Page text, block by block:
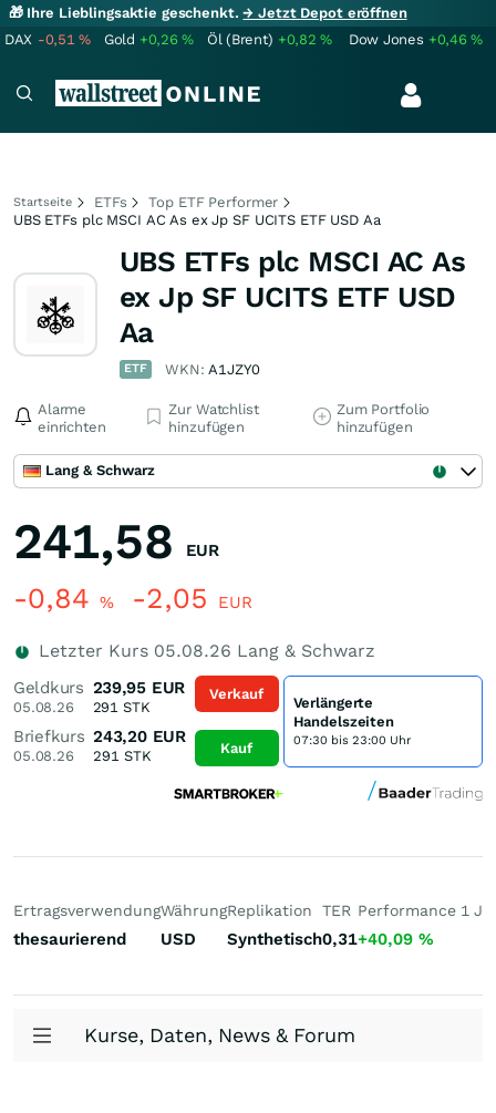
🎁 Ihre Lieblingsaktie geschenkt.→ Jetzt Depot eröffnen
DAX -0,51% Gold +0,26% Öl (Brent) +0,82% Dow Jones +0,46%
Startseite ETFs
Top ETF Performer
UBS ETFs plc MSCI AC As ex Jp SF UCITS ETF USD Aa
UBS ETFs plc MSCI AC As
ex Jp SF UCITS ETF USD
Aa
ETF WKN:A1JZY0
Alarme
einrichten
Zur Watchlist
hinzufügen
Zum Portfolio
hinzufügen
Lang & Schwarz
241,58 EUR
-0,84 % -2,05 EUR
Letzter Kurs 05.08.26 Lang & Schwarz
Geldkurs
05.08.26
239,95 EUR
291 STK
Briefkurs
05.08.26
243,20 EUR
291 STK
Verkauf
Kauf
Verlängerte
Handelszeiten
07:30 bis 23:00 Uhr
Ertragsverwendung
thesaurierend
Währung
USD
Replikation
Synthetisch
TER
0,31
Performance 1 J
+40,09 %
Kurse, Daten, News & Forum